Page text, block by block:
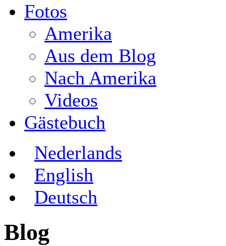
Fotos
Amerika
Aus dem Blog
Nach Amerika
Videos
Gästebuch
Nederlands
English
Deutsch
Blog